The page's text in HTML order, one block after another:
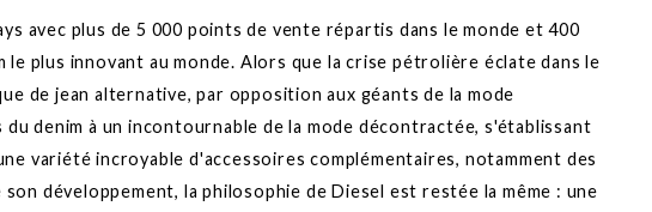
avec plus de 5 000 points de vente répartis dans le monde et 400
plus innovant au monde. Alors que la crise pétrolière éclate dans le
de jean alternative, par opposition aux géants de la mode
denim à un incontournable de la mode décontractée, s'établissant
variété incroyable d'accessoires complémentaires, notamment des
développement, la philosophie de Diesel est restée la même : une